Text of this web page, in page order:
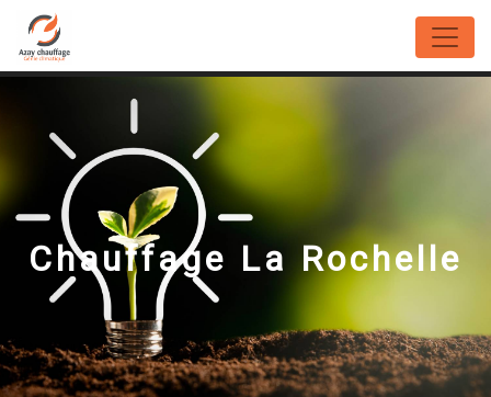
Panneau de gestion des cookies
Chauffage La Rochelle